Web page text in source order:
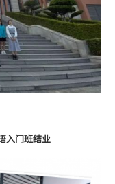
入门班结业